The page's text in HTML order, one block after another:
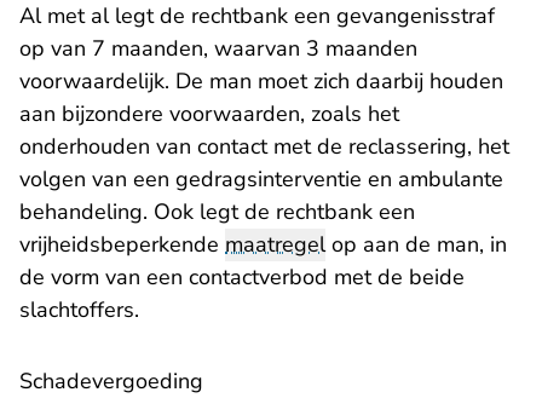
Al met al legt de rechtbank een gevangenisstraf
op van 7 maanden, waarvan 3 maanden
voorwaardelijk. De man moet zich daarbij houden
aan bijzondere voorwaarden, zoals het
onderhouden van contact met de reclassering, het
volgen van een gedragsinterventie en ambulante
behandeling. Ook legt de rechtbank een
vrijheidsbeperkende maatregelop aan de man, in
de vorm van een contactverbod met de beide
slachtoffers.
Schadevergoeding